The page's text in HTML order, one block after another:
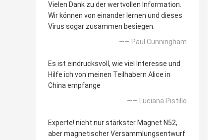
Vielen Dank zu der wertvollen Information.
Wir können von einander lernen und dieses
Virus sogar zusammen besiegen.
—— Paul Cunningham
Es ist eindrucksvoll, wie viel Interesse und
Hilfe ich von meinen Teilhabern Alice in
China empfange
—— Luciana Pistillo
Experte! nicht nur stärkster Magnet N52,
aber magnetischer Versammlungsentwurf